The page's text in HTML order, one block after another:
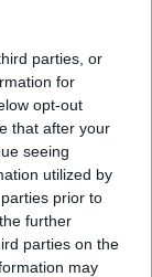
parties, or
for
opt-out
that after your
seeing
utilized by
prior to
further
parties on the
may